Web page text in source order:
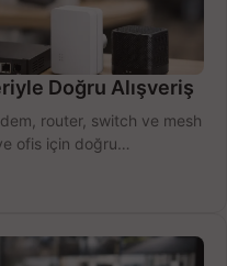
Doğru Alışveriş
router, switch ve mesh
ofis için doğru